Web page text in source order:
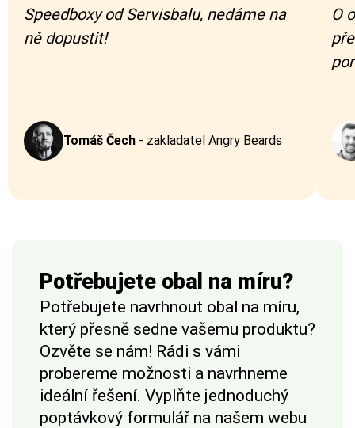
Speedboxy od Servisbalu, nedáme na
ně dopustit!
Tomáš Čech - zakladatel Angry Beards
O
Potřebujete obal na míru?
Potřebujete navrhnout obal na míru,
který přesně sedne vašemu produktu?
Ozvěte se nám! Rádi s vámi
probereme možnosti a navrhneme
ideální řešení. Vyplňte jednoduchý
poptávkový formulář na našem webu